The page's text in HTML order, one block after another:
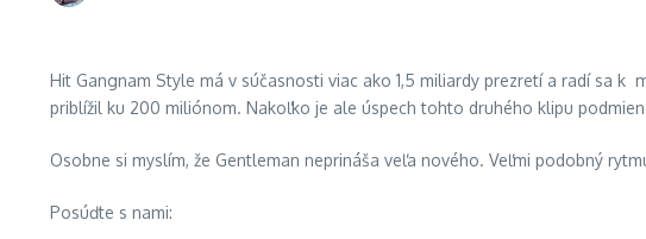
Hit Gangnam Style má v súčasnosti viac ako 1,5 miliardy prezretí a radí sa
priblížil ku 200 miliónom. Nakoľko je ale úspech tohto druhého klipu
Osobne si myslím, že Gentleman neprináša veľa nového. Veľmi podobný
Posúďte s nami: